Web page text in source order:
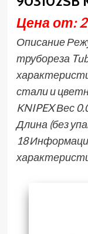
Цена от:
Описание
трубореза
стали и
KNIPEX Вес
Длина (без
18